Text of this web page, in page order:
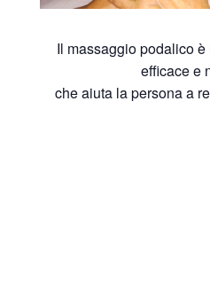
Il massaggio podalico
efficace e
che aiuta la persona a